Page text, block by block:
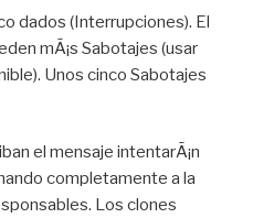
dados (Interrupciones). El
mÃ¡s Sabotajes (usar
Unos cinco Sabotajes
el mensaje intentarÃ¡n
completamente a la
Los clones